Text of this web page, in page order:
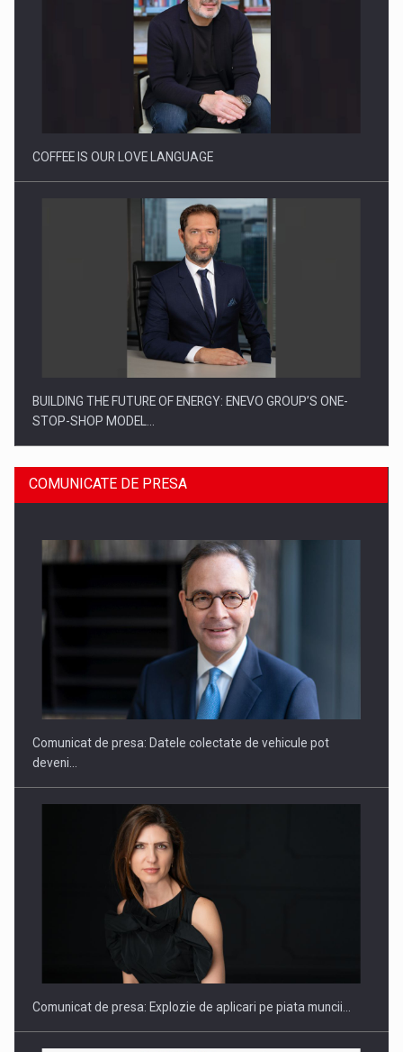
Proteinmaxxing and the Future of Protein Demand
COFFEE IS OUR LOVE LANGUAGE
BUILDING THE FUTURE OF ENERGY: ENEVO GROUP’S ONE-
STOP-SHOP MODEL…
ROOTED IN ROMANIA, BUILT TO DELIVER TECHNOLOGY FOR
PUTTING ROMANIAN CORPORATE COMPANIES ON THE
INTERNATIONAL BUSINESS SCENE
COMUNICATE DE PRESA
Comunicat de presa: Datele colectate de vehicule pot
deveni…
Comunicat de presa: Explozie de aplicari pe piata muncii…